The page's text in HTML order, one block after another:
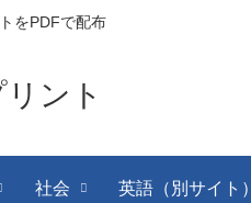
をPDFで配布
ント
社会 英語（別サイト）